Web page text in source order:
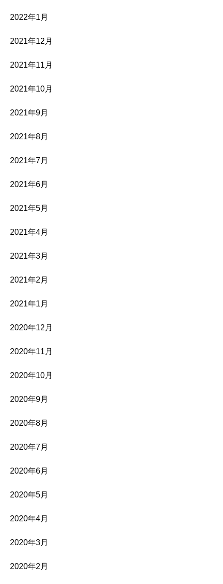
2022年1月
2021年12月
2021年11月
2021年10月
2021年9月
2021年8月
2021年7月
2021年6月
2021年5月
2021年4月
2021年3月
2021年2月
2021年1月
2020年12月
2020年11月
2020年10月
2020年9月
2020年8月
2020年7月
2020年6月
2020年5月
2020年4月
2020年3月
2020年2月